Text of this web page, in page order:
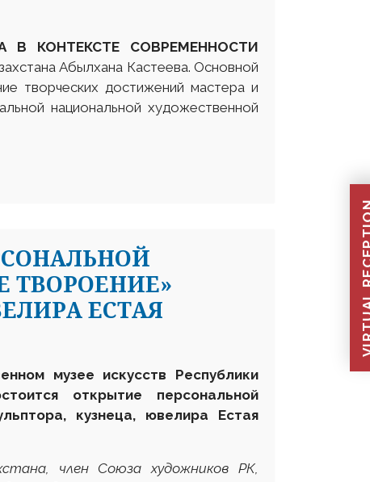
В КОНТЕКСТЕ СОВРЕМЕННОСТИ
Абылхана Кастеева. Основной
творческих достижений мастера и
национальной художественной
ТВОРОЕНИЕ»
ЕСТАЯ
музее искусств Республики
открытие персональной
кузнеца, ювелира Естая
член Союза художников РК,